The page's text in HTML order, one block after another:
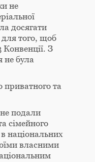
не
досягати
для того, щоб
Конвенції. З
не була
приватного та
подали
сімейного
національних
власними